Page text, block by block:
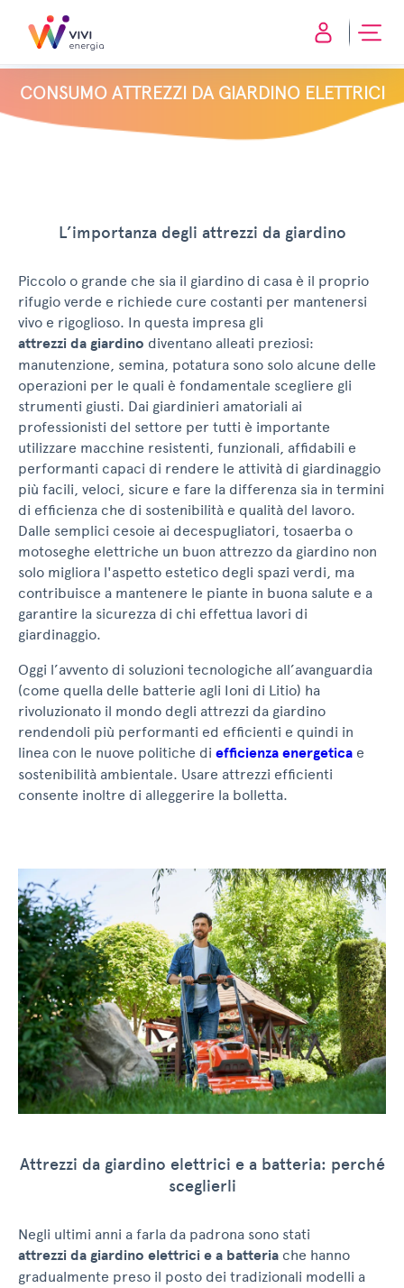
CONSUMO ATTREZZI DA GIARDINO ELETTRICI
L’importanza degli attrezzi da giardino
Piccolo o grande che sia il giardino di casa è il proprio
rifugio verde e richiede cure costanti per mantenersi
vivo e rigoglioso. In questa impresa gli
attrezzi da giardino diventano alleati preziosi:
manutenzione, semina, potatura sono solo alcune delle
operazioni per le quali è fondamentale scegliere gli
strumenti giusti. Dai giardinieri amatoriali ai
professionisti del settore per tutti è importante
utilizzare macchine resistenti, funzionali, affidabili e
performanti capaci di rendere le attività di giardinaggio
più facili, veloci, sicure e fare la differenza sia in termini
di efficienza che di sostenibilità e qualità del lavoro.
Dalle semplici cesoie ai decespugliatori, tosaerba o
motoseghe elettriche un buon attrezzo da giardino non
solo migliora l'aspetto estetico degli spazi verdi, ma
contribuisce a mantenere le piante in buona salute e a
garantire la sicurezza di chi effettua lavori di
giardinaggio.
Oggi l’avvento di soluzioni tecnologiche all’avanguardia
(come quella delle batterie agli Ioni di Litio) ha
rivoluzionato il mondo degli attrezzi da giardino
rendendoli più performanti ed efficienti e quindi in
linea con le nuove politiche di efficienza energetica e
sostenibilità ambientale. Usare attrezzi efficienti
consente inoltre di alleggerire la bolletta.
Attrezzi da giardino elettrici e a batteria: perché
sceglierli
Negli ultimi anni a farla da padrona sono stati
attrezzi da giardino elettrici e a batteria che hanno
gradualmente preso il posto dei tradizionali modelli a